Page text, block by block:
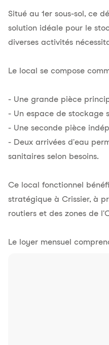
Situé au 1er sous-sol, ce
solution idéale pour le
diverses activités
Le local se compose
- Une grande pièce
- Un espace de stockage
- Une seconde pièce
- Deux arrivées d'eau
sanitaires selon besoins.
Ce local fonctionnel
stratégique à Crissier, à
routiers et des zones de
Le loyer mensuel